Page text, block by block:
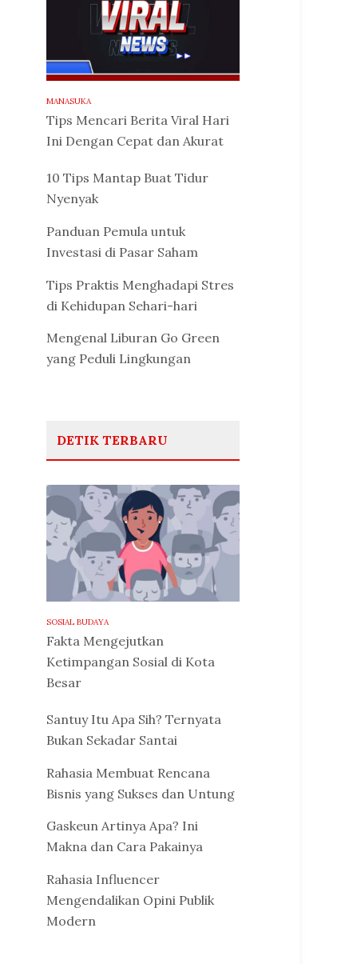
MANASUKA
Tips Mencari Berita Viral Hari
Ini Dengan Cepat dan Akurat
10 Tips Mantap Buat Tidur
Nyenyak
Panduan Pemula untuk
Investasi di Pasar Saham
Tips Praktis Menghadapi Stres
di Kehidupan Sehari-hari
Mengenal Liburan Go Green
yang Peduli Lingkungan
DETIK TERBARU
SOSIAL BUDAYA
Fakta Mengejutkan
Ketimpangan Sosial di Kota
Besar
Santuy Itu Apa Sih? Ternyata
Bukan Sekadar Santai
Rahasia Membuat Rencana
Bisnis yang Sukses dan Untung
Gaskeun Artinya Apa? Ini
Makna dan Cara Pakainya
Rahasia Influencer
Mengendalikan Opini Publik
Modern